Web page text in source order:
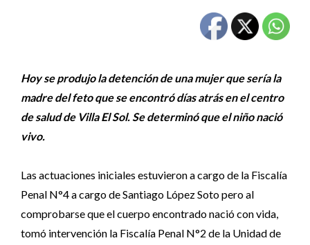
Hoy se produjo la detención de una mujer que sería la
madre del feto que se encontró días atrás en el centro
de salud de Villa El Sol. Se determinó que el niño nació
vivo.
Las actuaciones iniciales estuvieron a cargo de la Fiscalía
Penal N°4 a cargo de Santiago López Soto pero al
comprobarse que el cuerpo encontrado nació con vida,
tomó intervención la Fiscalía Penal N°2 de la Unidad de